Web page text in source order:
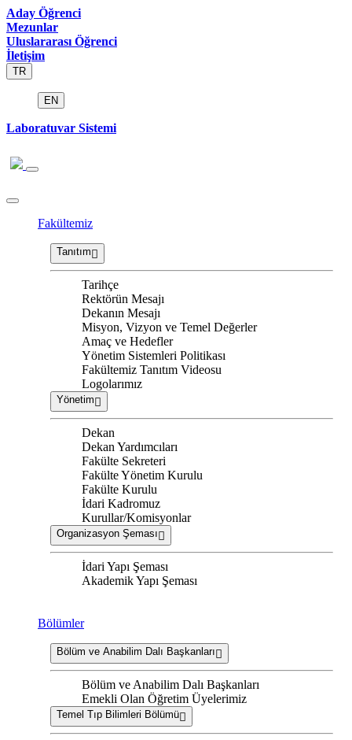
Aday Öğrenci
Mezunlar
Uluslararası Öğrenci
İletişim
TR
EN
Laboratuvar Sistemi
Fakültemiz
Tanıtım
Tarihçe
Rektörün Mesajı
Dekanın Mesajı
Misyon, Vizyon ve Temel Değerler
Amaç ve Hedefler
Yönetim Sistemleri Politikası
Fakültemiz Tanıtım Videosu
Logolarımız
Yönetim
Dekan
Dekan Yardımcıları
Fakülte Sekreteri
Fakülte Yönetim Kurulu
Fakülte Kurulu
İdari Kadromuz
Kurullar/Komisyonlar
Organizasyon Şeması
İdari Yapı Şeması
Akademik Yapı Şeması
Bölümler
Bölüm ve Anabilim Dalı Başkanları
Bölüm ve Anabilim Dalı Başkanları
Emekli Olan Öğretim Üyelerimiz
Temel Tıp Bilimleri Bölümü